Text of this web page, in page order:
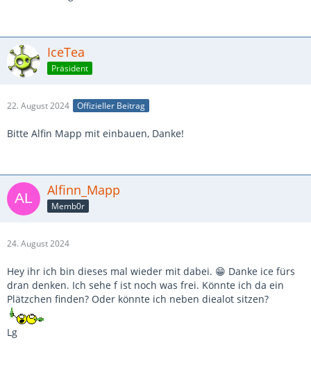
IceTea
Präsident
22. August 2024 Offizieller Beitrag
Bitte Alfin Mapp mit einbauen, Danke!
Alfinn_Mapp
Memb0r
24. August 2024
Hey ihr ich bin dieses mal wieder mit dabei. 😁 Danke ice fürs
dran denken. Ich sehe f ist noch was frei. Könnte ich da ein
Plätzchen finden? Oder könnte ich neben diealot sitzen?
Lg